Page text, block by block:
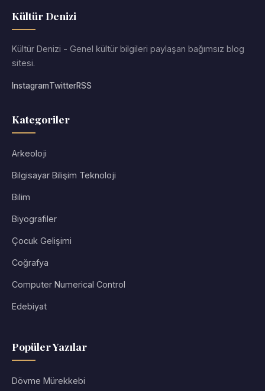
Kültür Denizi
Kültür Denizi - Genel kültür bilgileri paylaşan bağımsız blog
sitesi.
InstagramTwitterRSS
Kategoriler
Arkeoloji
Bilgisayar Bilişim Teknoloji
Bilim
Biyografiler
Çocuk Gelişimi
Coğrafya
Computer Numerical Control
Edebiyat
Popüler Yazılar
Dövme Mürekkebi